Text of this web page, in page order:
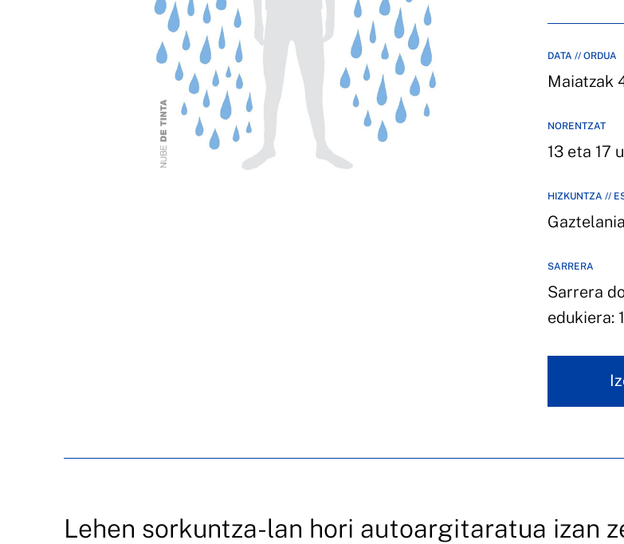
DATA // ORDUA
Maiatzak
NORENTZAT
13 eta 17
HIZKUNTZA //
SARRERA
Sarrera
edukiera:
Lehen sorkuntza-lan hori autoargitaratua izan